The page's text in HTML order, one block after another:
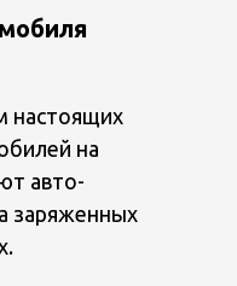
настоящих
на
авто-
заряженных